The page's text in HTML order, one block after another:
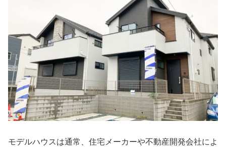
モデルハウスは通常、住宅メーカーや不動産開発会社によ